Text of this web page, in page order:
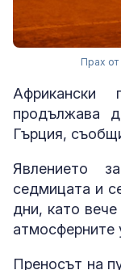
Прах от
Африкански
продължава
Гърция,
Явлението
седмицата и
дни, като
атмосферните
Преносът на